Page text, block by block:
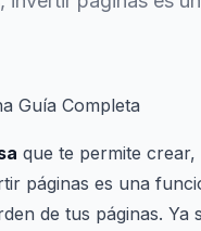
Guía Completa
que te permite
páginas es una
de tus páginas. Ya